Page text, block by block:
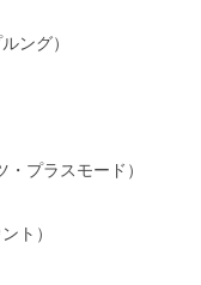
ング）
プラスモード）
ト）